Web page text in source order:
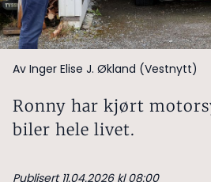
Av Inger Elise J. Økland (Vestnytt)
Ronny har kjørt
biler hele livet.
Publisert 11.04.2026 kl 08:00